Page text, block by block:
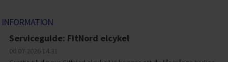
INFORMATION
Serviceguide: FitNord elcykel
06.07.2026 14.31